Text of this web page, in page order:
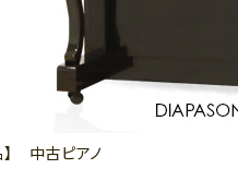
】 中古ピアノ